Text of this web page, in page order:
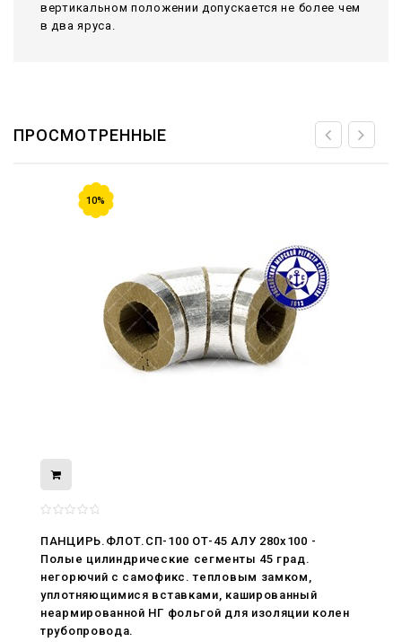
вертикальном положении допускается не более чем
в два яруса.
ПРОСМОТРЕННЫЕ
10%
ПАНЦИРЬ.ФЛОТ.СП-100 ОТ-45 АЛУ 280x100 -
Полые цилиндрические сегменты 45 град.
негорючий c самофикс. тепловым замком,
уплотняющимися вставками, кашированный
неармированной НГ фольгой для изоляции колен
трубопровода.
С Днём Победы. Память, которая с
29.04.2026